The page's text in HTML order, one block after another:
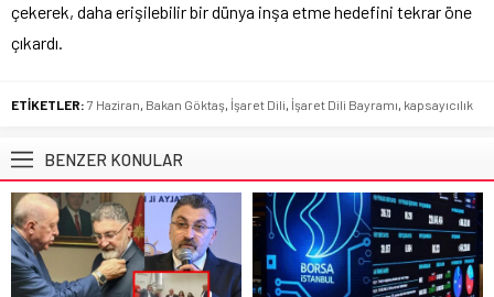
çekerek, daha erişilebilir bir dünya inşa etme hedefini tekrar öne
çıkardı.
ETİKETLER: 7 Haziran, Bakan Göktaş, İşaret Dili, İşaret Dili Bayramı, kapsayıcılık
BENZER KONULAR